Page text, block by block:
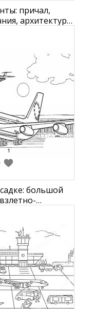
причал,
архитектура,
1
большой
аэропорта